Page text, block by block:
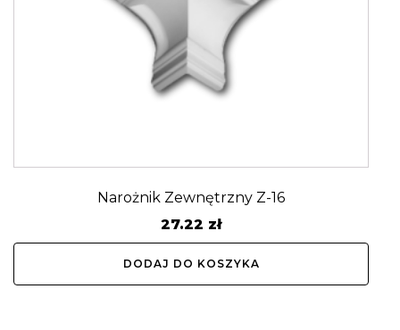
Narożnik Zewnętrzny Z-16
27.22 zł
DODAJ DO KOSZYKA